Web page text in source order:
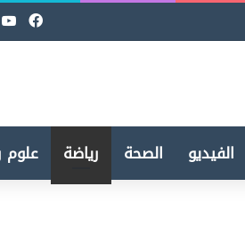
الفيديو الصحة رياضة علوم